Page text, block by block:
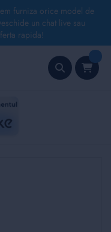
furniza orice model de
un chat live sau
rapida!